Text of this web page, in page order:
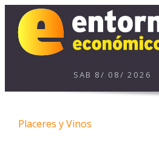
SAB 8/ 08/ 2026
Placeres y Vinos